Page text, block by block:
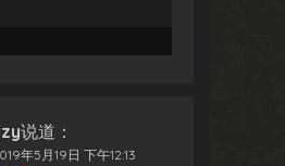
说道：
年5月19日 下午12:13